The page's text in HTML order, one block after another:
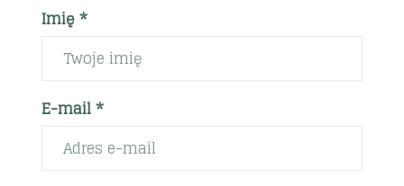
Imię *
E-mail *